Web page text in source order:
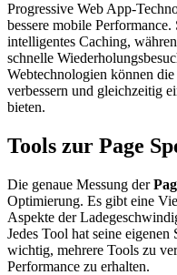
Progressive Web App-
bessere mobile
intelligentes Caching,
schnelle
Webtechnologien können
verbessern und gleichzeitig
bieten.
Tools zur Page
Die genaue Messung der
Optimierung. Es gibt eine
Aspekte der
Jedes Tool hat seine
wichtig, mehrere Tools zu
Performance zu erhalten.